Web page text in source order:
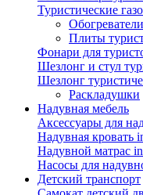
Туристические
Плиты
Фонари для
Шезлонг и стул
Шезлонг
Раскладушки
Надувная мебель
Аксессуары для
Надувная кровать
Надувной матрас
Насосы для
Детский транспорт